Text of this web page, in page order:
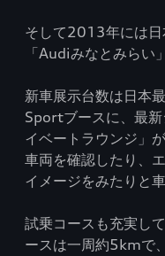
そして2013年には日
「Audiみなとみらい
新車展示台数は日本
Sportブースに、最新
イベートラウンジ」
車両を確認したり、
イメージをみたりと
試乗コースも充実し
ースは一周約5kmで